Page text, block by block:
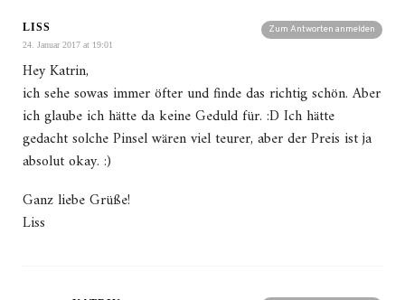
Zum Antworten anmelden
LISS
24. Januar 2017 at 19:01
Hey Katrin,
ich sehe sowas immer öfter und finde das richtig schön. Aber
ich glaube ich hätte da keine Geduld für. :D Ich hätte
gedacht solche Pinsel wären viel teurer, aber der Preis ist ja
absolut okay. :)
Ganz liebe Grüße!
Liss